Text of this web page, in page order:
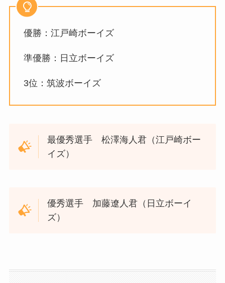
優勝：江戸崎ボーイズ
準優勝：日立ボーイズ
3位：筑波ボーイズ
最優秀選手 松澤海人君（江戸崎ボー
イズ）
優秀選手 加藤遼人君（日立ボーイ
ズ）